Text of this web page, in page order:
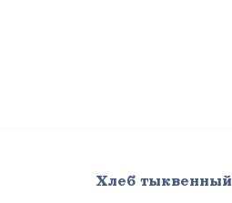
Хлеб тыквенный